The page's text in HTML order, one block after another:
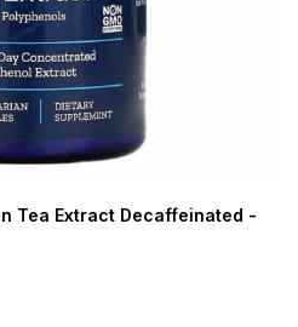
Tea Extract Decaffeinated -